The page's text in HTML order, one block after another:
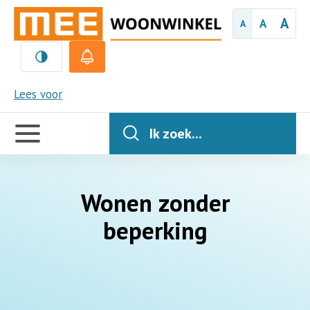
A A A
Lees voor
MEE
Handige
links
Ik zoek...
Wonen zonder
beperking